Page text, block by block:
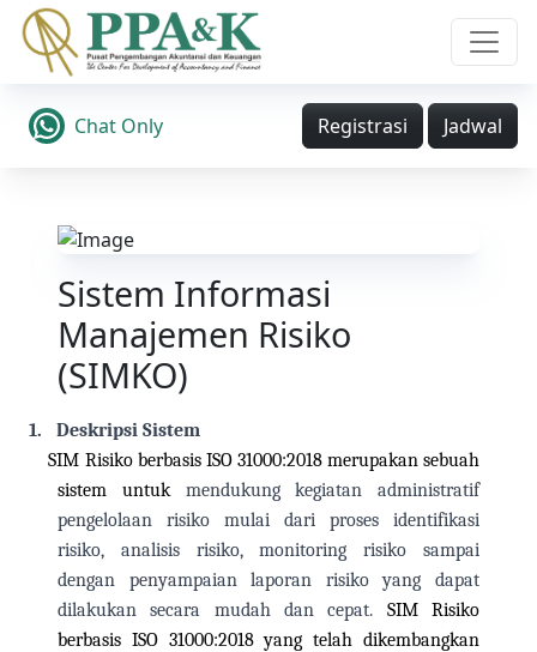
Chat Only Registrasi Jadwal
Sistem Informasi
Manajemen Risiko
(SIMKO)
1.
Deskripsi Sistem
SIM Risiko berbasis ISO 31000:2018 merupakan sebuah
sistem untuk mendukung kegiatan administratif
pengelolaan risiko mulai dari proses identifikasi
risiko, analisis risiko, monitoring risiko sampai
dengan penyampaian laporan risiko yang dapat
dilakukan secara mudah dan cepat. SIM Risiko
berbasis ISO 31000:2018 yang telah dikembangkan